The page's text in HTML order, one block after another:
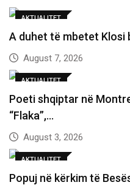
AKTUALITET
A duhet të mbetet Klosi
August 7, 2026
AKTUALITET
Poeti shqiptar në
“Flaka”,…
August 3, 2026
AKTUALITET
Popuj në kërkim të